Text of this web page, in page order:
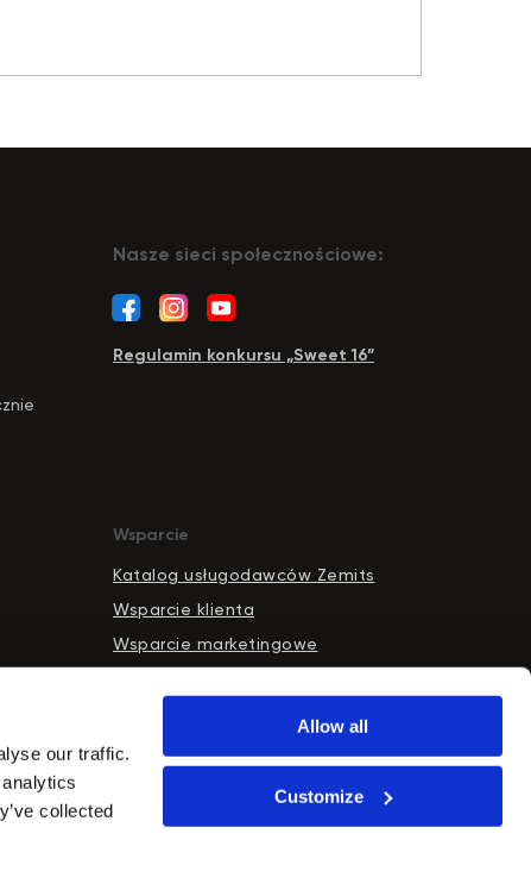
our traffic.
collected
Allow all
Customize
Regulamin konkursu „Sweet 16”
Nasze sieci społecznościowe:
Wsparcie
Katalog usługodawców Zemits
Wsparcie klienta
Wsparcie marketingowe
Gwarancja